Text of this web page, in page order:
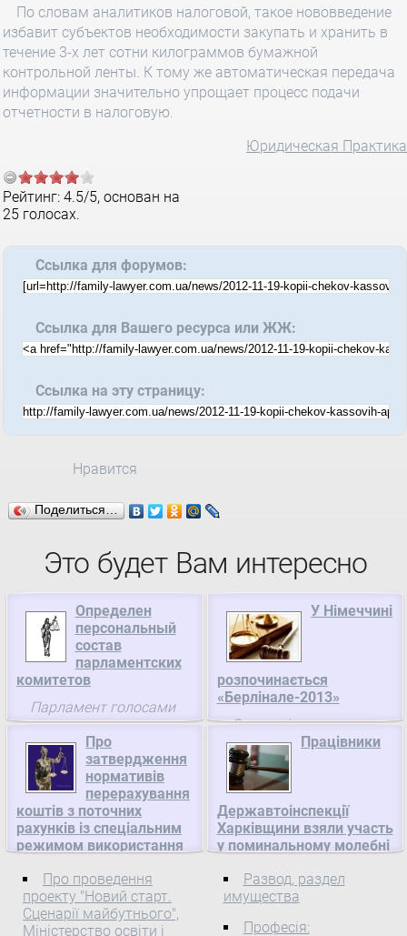
По словам аналитиков налоговой, такое нововведение
избавит субъектов необходимости закупать и хранить в
течение 3-х лет сотни килограммов бумажной
контрольной ленты. К тому же автоматическая передача
информации значительно упрощает процесс подачи
отчетности в налоговую.
Юридическая Практика
Рейтинг: 4.5/5, основан на
25 голосах.
Ссылка для форумов:
Ссылка для Вашего ресурса или ЖЖ:
Ссылка на эту страницу:
Нравится
Поделиться…
Это будет Вам интересно
Определен
персональный
состав
парламентских
комитетов
Парламент голосами
339 народных депутатов
(из 358
зарегистрированных)
принял за основу и в
целом проект
Постановления «О
комитетах Верховного
седьмого созыва»
(№1010).
Про
затвердження
нормативів
перерахування
коштів з поточних
рахунків із спеціальним
режимом використання
постачальників
природного газу, на
серпень 2013 року,
Національна комісія, що
Про проведення
проекту "Новий старт.
Сценарії майбутнього",
Міністерство освіти і
У Німеччині
розпочинається
«Берлінале-2013»
Сьогодні стартує
міжнародний
кінофестивальБерлінале-
Його відкриває стрічка
китайського режисера
Вонга Кар-ваяВеликі
майстри.
Працівники
Державтоінспекції
Харківщини взяли участь
у поминальному молебні
До дня памяті жертв
ДТП, у каплиці, що
Развод, раздел
имущества
Професія: